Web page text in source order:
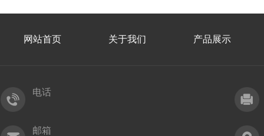
网站首页 关于我们 产品展示
电话
邮箱